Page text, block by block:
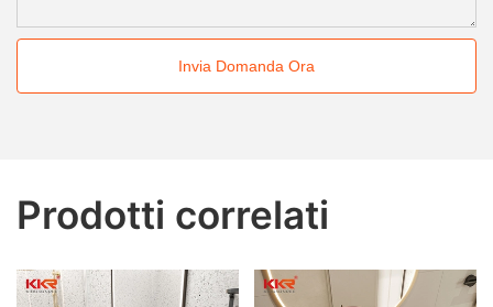
Invia Domanda Ora
Prodotti correlati